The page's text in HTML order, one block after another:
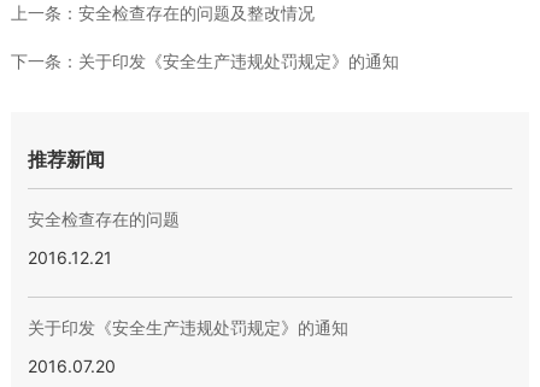
上一条： 安全检查存在的问题及整改情况
下一条： 关于印发《安全生产违规处罚规定》的通知
推荐新闻
安全检查存在的问题
2016.12.21
关于印发《安全生产违规处罚规定》的通知
2016.07.20